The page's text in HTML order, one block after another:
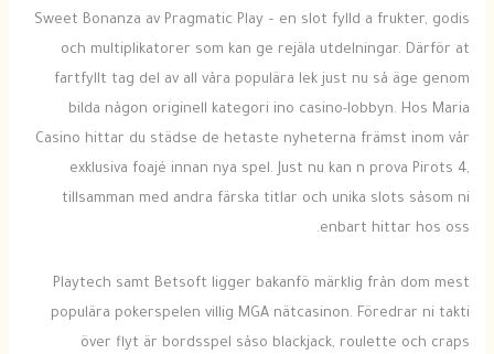
Sweet Bonanza av Pragmatic Play – en slot fylld a frukter, godis
och multiplikatorer som kan ge rejäla utdelningar. Därför at
fartfyllt tag del av all våra populära lek just nu så äge genom
bilda någon originell kategori ino casino-lobbyn. Hos Maria
Casino hittar du städse de hetaste nyheterna främst inom vår
exklusiva foajé innan nya spel. Just nu kan n prova Pirots 4,
tillsamman med andra färska titlar och unika slots såsom ni
enbart hittar hos oss.
Playtech samt Betsoft ligger bakanfö märklig från dom mest
populära pokerspelen villig MGA nätcasinon. Föredrar ni takti
över flyt är bordsspel såso blackjack, roulette och craps